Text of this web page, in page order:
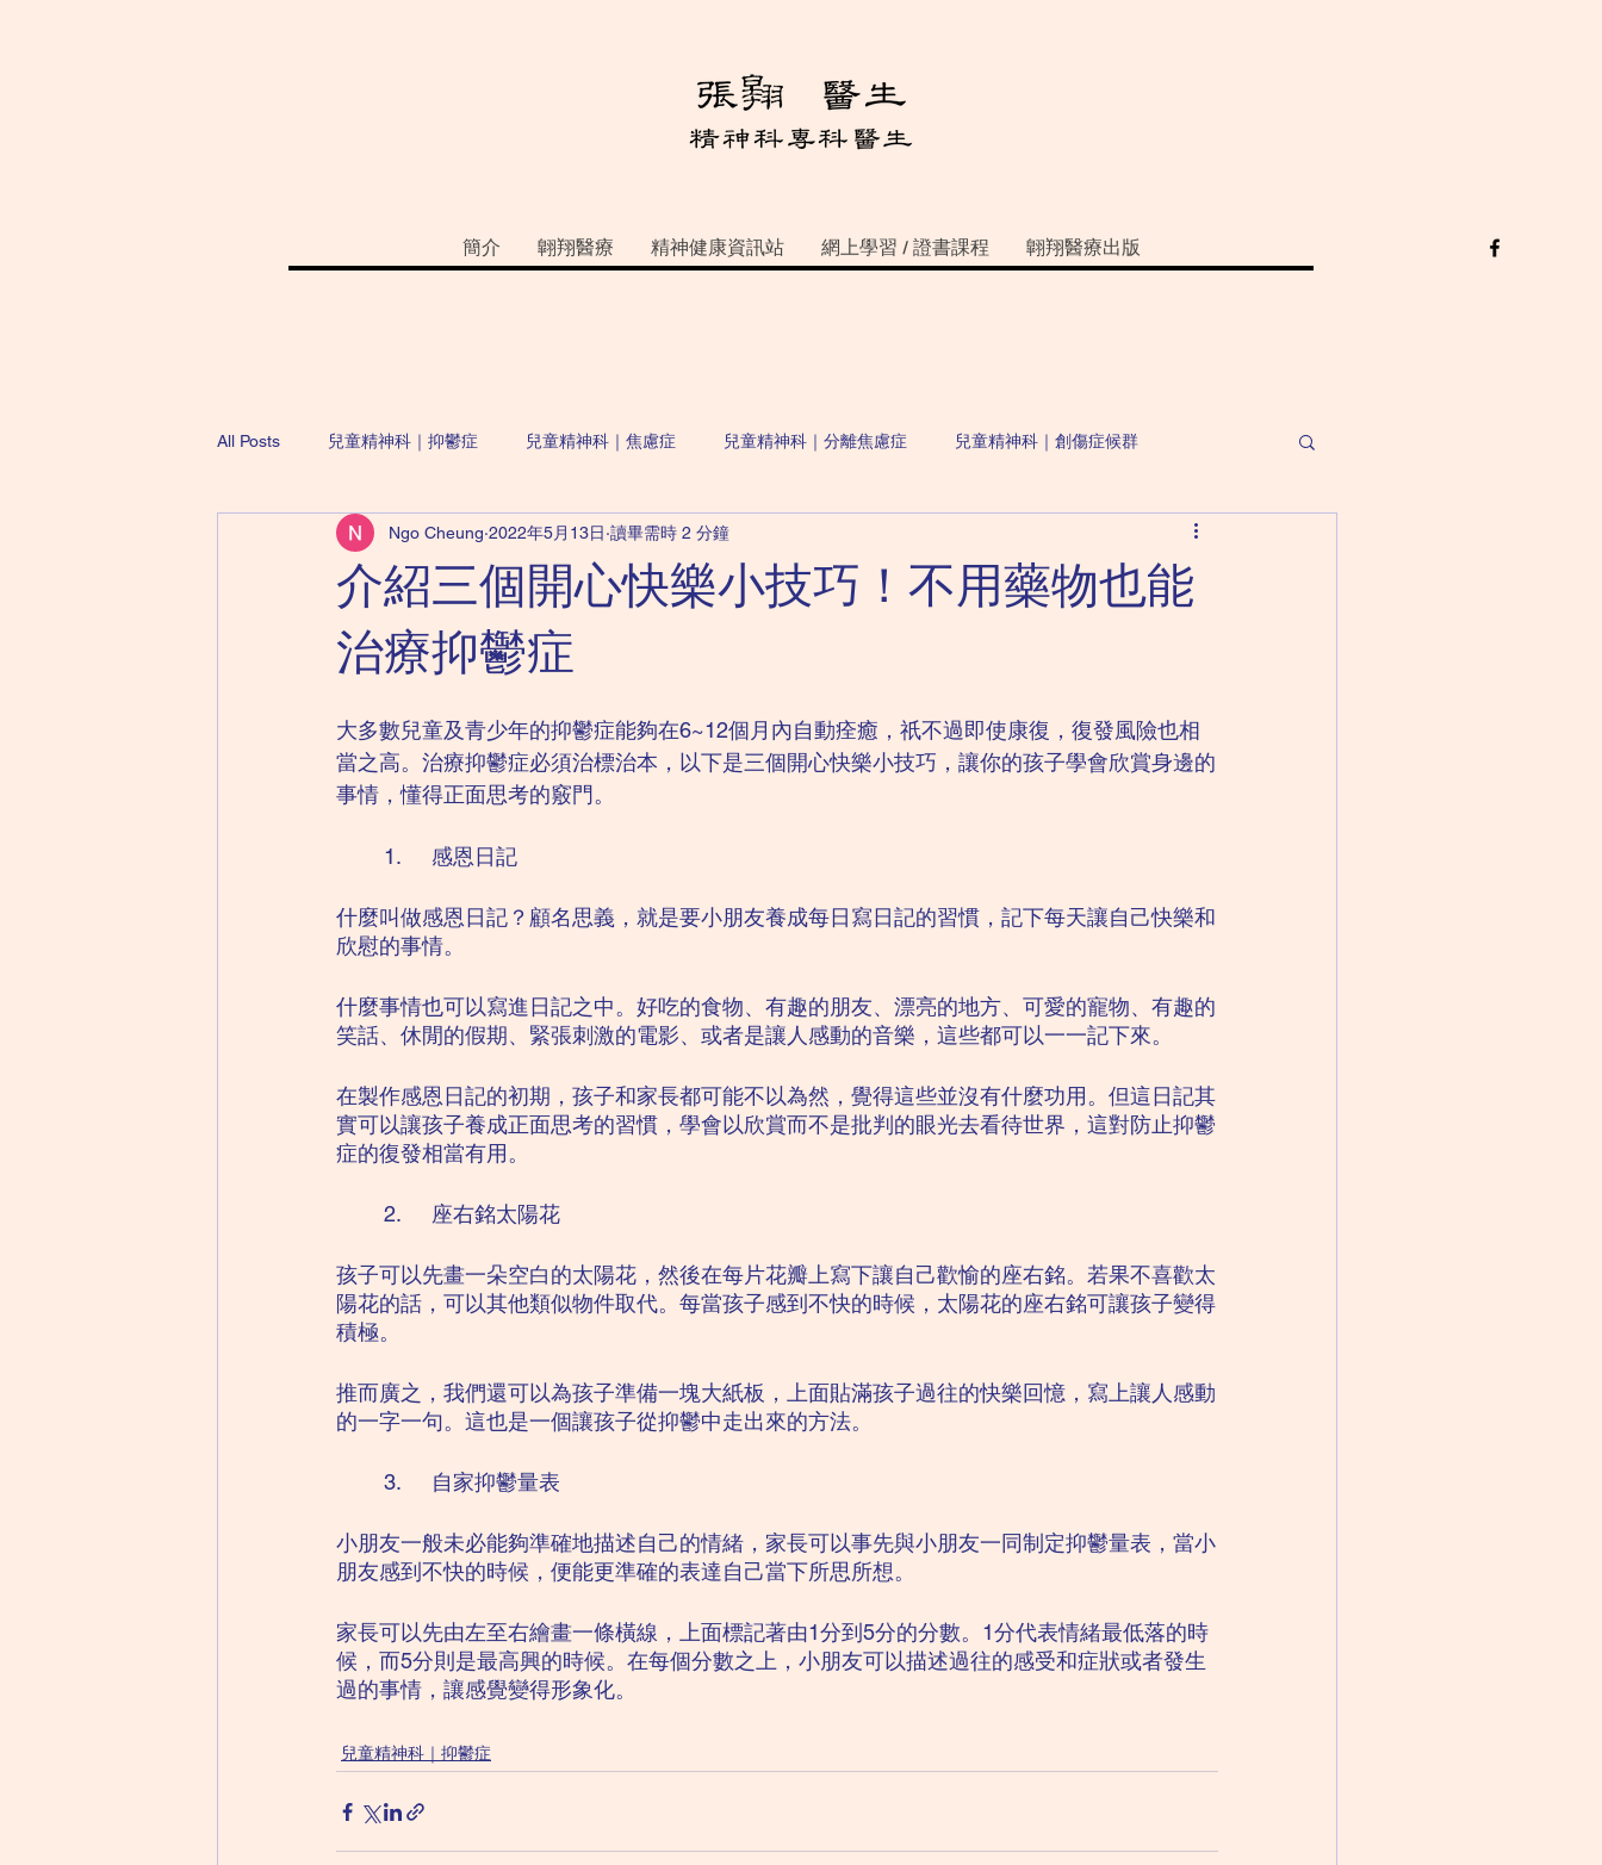
簡介 翺翔醫療 精神健康資訊站 網上學習 / 證書課程 翺翔醫療出版
All Posts 兒童精神科｜抑鬱症 兒童精神科｜焦慮症 兒童精神科｜分離焦慮症 兒童精神科｜創傷症候群
兒童精神科｜自閉症 成人精神科｜強迫症 成人精神科｜抑鬱症 成人精神科｜思覺失調
兒童精神科｜心理健康紙牌遊戲 兒童精神科｜讀寫障礙
介紹三個開心快樂小技巧！不用藥物也能
治療抑鬱症
Ngo Cheung 2022年5月13日 讀畢需時 2 分鐘
大多數兒童及青少年的抑鬱症能夠在6~12個月內自動痊癒，祇不過即使康復，復發風險也相
當之高。治療抑鬱症必須治標治本，以下是三個開心快樂小技巧，讓你的孩子學會欣賞身邊的
事情，懂得正面思考的竅門。
	1.	感恩日記
什麼叫做感恩日記？顧名思義，就是要小朋友養成每日寫日記的習慣，記下每天讓自己快樂和
欣慰的事情。
什麼事情也可以寫進日記之中。好吃的食物、有趣的朋友、漂亮的地方、可愛的寵物、有趣的
笑話、休閒的假期、緊張刺激的電影、或者是讓人感動的音樂，這些都可以一一記下來。
在製作感恩日記的初期，孩子和家長都可能不以為然，覺得這些並沒有什麼功用。但這日記其
實可以讓孩子養成正面思考的習慣，學會以欣賞而不是批判的眼光去看待世界，這對防止抑鬱
症的復發相當有用。
	2.	座右銘太陽花
孩子可以先畫一朵空白的太陽花，然後在每片花瓣上寫下讓自己歡愉的座右銘。若果不喜歡太
陽花的話，可以其他類似物件取代。每當孩子感到不快的時候，太陽花的座右銘可讓孩子變得
積極。
推而廣之，我們還可以為孩子準備一塊大紙板，上面貼滿孩子過往的快樂回憶，寫上讓人感動
的一字一句。這也是一個讓孩子從抑鬱中走出來的方法。
	3.	自家抑鬱量表
小朋友一般未必能夠準確地描述自己的情緒，家長可以事先與小朋友一同制定抑鬱量表，當小
朋友感到不快的時候，便能更準確的表達自己當下所思所想。
家長可以先由左至右繪畫一條橫線，上面標記著由1分到5分的分數。1分代表情緒最低落的時
候，而5分則是最高興的時候。在每個分數之上，小朋友可以描述過往的感受和症狀或者發生
過的事情，讓感覺變得形象化。
兒童精神科｜抑鬱症